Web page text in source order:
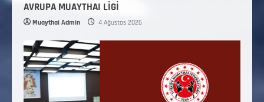
AVRUPA MUAYTHAI LİGİ
Muaythai Admin 4 Ağustos 2026